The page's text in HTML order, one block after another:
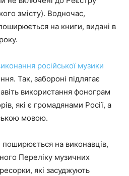
змісту). Водночас,
на книги, видані в
російської музики
Так, забороні підлягає
використання фонограм
які є громадянами Росії, а
мовою.
на виконавців,
Переліку музичних
які засуджують